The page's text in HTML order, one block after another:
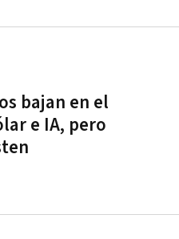
bajan en el
e IA, pero